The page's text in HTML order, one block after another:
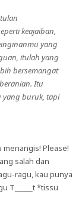
keajaiban,
yang
itulah yang
bersemangat
Itu
yang buruk, tapi
menangis! Please!
salah dan
ragu, kau punya
T_____t *tissu